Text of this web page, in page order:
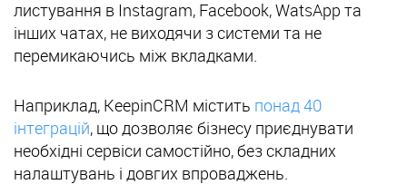
листування в Instagram, Facebook, WatsApp та
інших чатах, не виходячи з системи та не
перемикаючись між вкладками.
Наприклад, KeepinCRM містить понад 40
інтеграцій, що дозволяє бізнесу приєднувати
необхідні сервіси самостійно, без складних
налаштувань і довгих впроваджень.